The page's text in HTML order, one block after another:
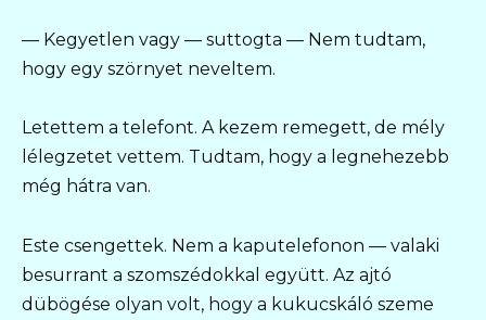
— Kegyetlen vagy — suttogta — Nem tudtam,
hogy egy szörnyet neveltem.
Letettem a telefont. A kezem remegett, de mély
lélegzetet vettem. Tudtam, hogy a legnehezebb
még hátra van.
Este csengettek. Nem a kaputelefonon — valaki
besurrant a szomszédokkal együtt. Az ajtó
dübögése olyan volt, hogy a kukucskáló szeme